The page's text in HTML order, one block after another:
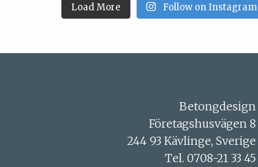
Load More Follow on Instagram
Betongdesign
Företagshusvägen 8
244 93 Kävlinge, Sverige
Tel. 0708-21 33 45